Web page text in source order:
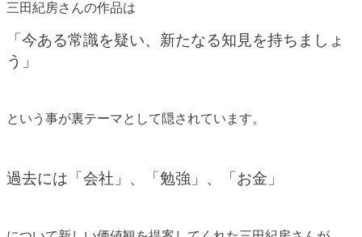
三田紀房さんの作品は
「今ある常識を疑い、新たなる知見を持ちましょ
う」
という事が裏テーマとして隠されています。
過去には「会社」、「勉強」、「お金」